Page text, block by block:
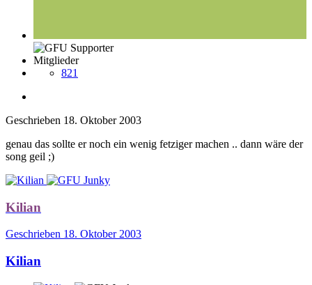
Mitglieder
821
Geschrieben 18. Oktober 2003
genau das sollte er noch ein wenig fetziger machen .. dann wäre der
song geil ;)
Kilian
Geschrieben 18. Oktober 2003
Kilian